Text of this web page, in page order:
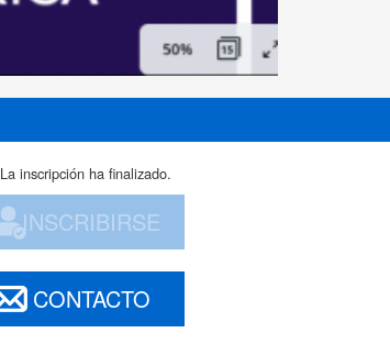
La inscripción ha finalizado.
INSCRIBIRSE
CONTACTO